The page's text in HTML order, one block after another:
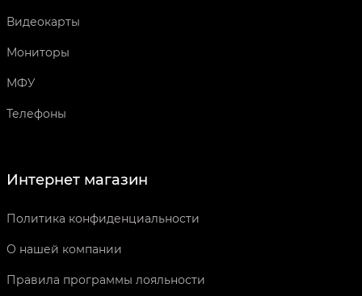
Видеокарты
Мониторы
МФУ
Телефоны
Интернет магазин
Политика конфиденциальности
О нашей компании
Правила программы лояльности